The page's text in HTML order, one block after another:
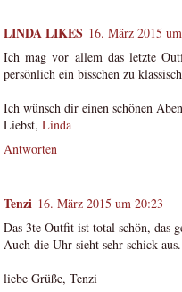
LINDA LIKES 16. März 2015
Ich mag vor allem das letzte
persönlich ein bisschen zu
Ich wünsch dir einen schönen
Liebst, Linda
Antworten
Tenzi 16. März 2015 um 20:23
Das 3te Outfit ist total schön, das
Auch die Uhr sieht sehr schick
liebe Grüße, Tenzi